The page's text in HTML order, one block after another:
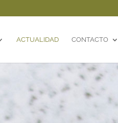
ACTUALIDAD CONTACTO